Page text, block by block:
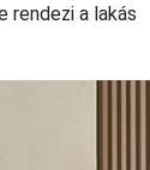
rendezi a lakás